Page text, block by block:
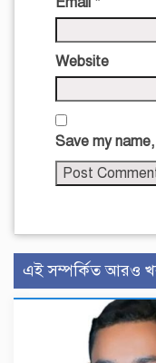
Website
Save my
এই সম্পর্কিত আরও